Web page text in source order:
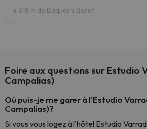
a 318 m de Baqueira Beret
Foire aux questions sur Estudio
Campalias)
Où puis-je me garer à l'Estudio
Campalias)?
Si vous vous logez à l'hôtel Estudio